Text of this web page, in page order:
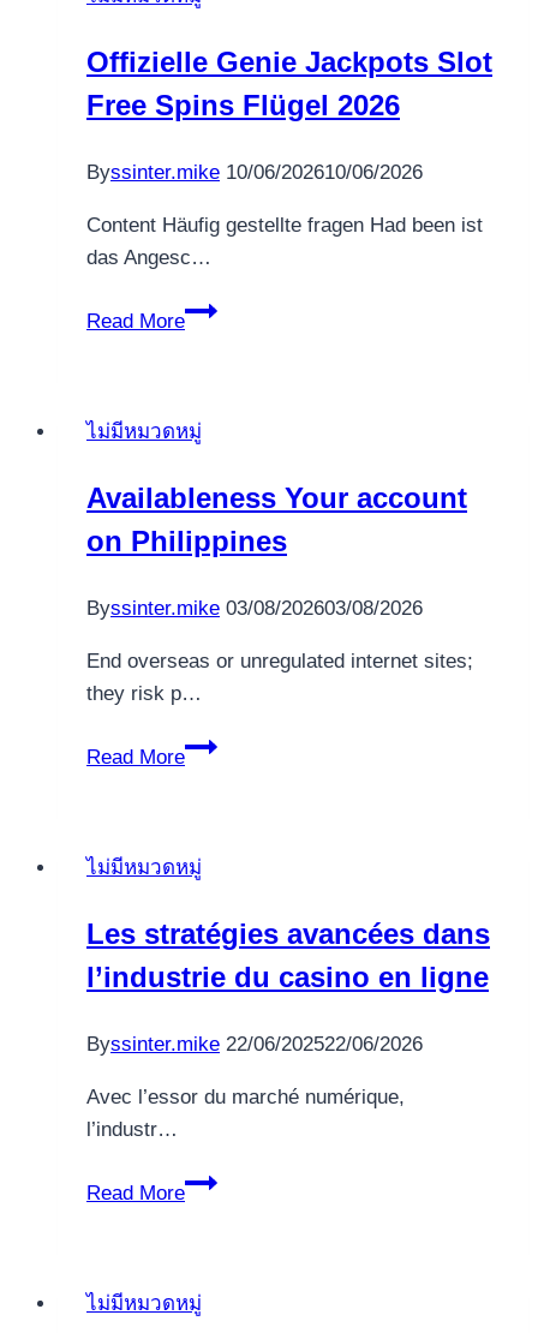
Most
significant
50
spins
jack
the
registration
deposit
in
Offizielle Genie Jackpots Slot
Free Spins Flügel 2026
Byssinter.mike 10/06/202610/06/2026
Content Häufig gestellte fragen Had been ist
das Angesc…
Read More
Offizielle
Free
Flügel
2026
ไม่มีหมวดหมู่
Availableness Your account
on Philippines
Byssinter.mike 03/08/202603/08/2026
End overseas or unregulated internet sites;
they risk p…
Read More
Availableness
Philippines
ไม่มีหมวดหมู่
Les stratégies avancées dans
l’industrie du casino en ligne
Byssinter.mike 22/06/202522/06/2026
Avec l’essor du marché numérique,
l’industr…
Read More
Les
l’industrie
ไม่มีหมวดหมู่